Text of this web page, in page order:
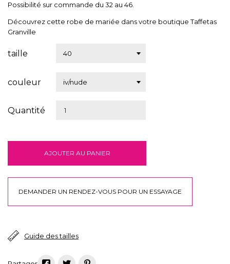
Possibilité sur commande du 32 au 46.
Découvrez cette robe de mariée dans votre boutique Taffetas
Granville
taille
couleur
Quantité
AJOUTER AU PANIER
DEMANDER UN RENDEZ-VOUS POUR UN ESSAYAGE
Guide des tailles